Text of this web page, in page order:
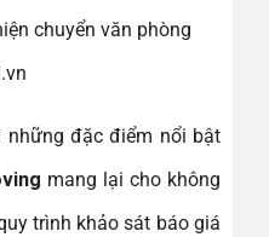
chuyển văn phòng
những đặc điểm nổi bật
mang lại cho không
trình khảo sát báo giá